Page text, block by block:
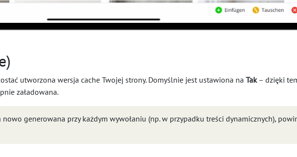
utworzona wersja cache Twojej strony. Domyślnie jest ustawiona na Tak– dzięki
załadowana.
nowo generowana przy każdym wywołaniu (np. w przypadku treści dynamicznych),